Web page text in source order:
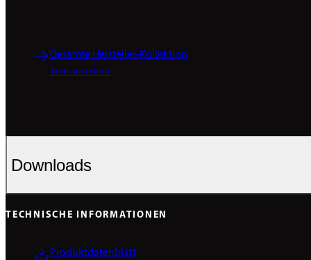
Gesamte Hersteller-Kollektion
Jetzt ansehen
Downloads
TECHNISCHE INFORMATIONEN
Produktdatenblatt